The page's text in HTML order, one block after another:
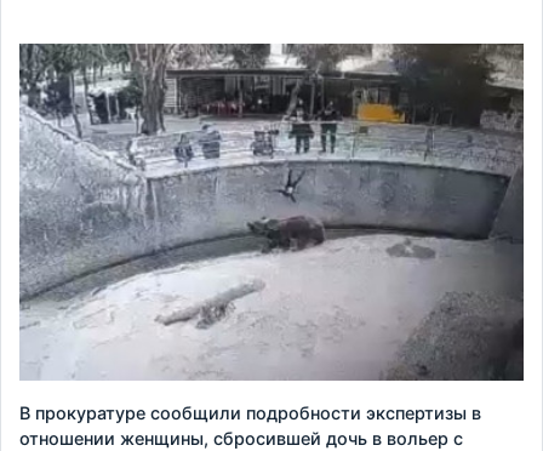
В прокуратуре сообщили подробности экспертизы в
отношении женщины, сбросившей дочь в вольер с